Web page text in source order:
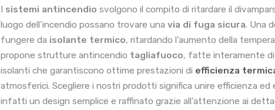
sistemi antincendio svolgono il compito di ritardare il
luogo dell’incendio possano trovare una via di fuga sicura. Una
fungere da isolante termico, ritardando l’aumento della
propone strutture antincendio tagliafuoco, fatte interamente di
isolanti che garantiscono ottime prestazioni di efficienza
atmosferici. Scegliere i nostri prodotti significa unire efficienza
infatti un design semplice e raffinato grazie all’attenzione ai